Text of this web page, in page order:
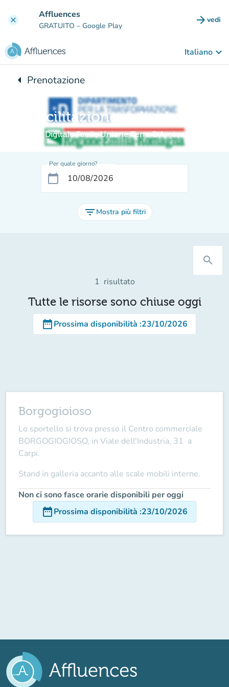
clear Affluences
GRATUITO – Google Play arrow_forward vedi
Italiano keyboard_arrow_down
arrow_leftTorna a:
Prenotazione
Facilitazione individuale
Digitale Facile Unione Terre D'Argine
Per quale giorno?
calendar_today
filter_list Mostra più filtri
search
1 risultato
Tutte le risorse sono chiuse oggi
date_rangeProssima disponibilità :23/10/2026
Borgogioioso
Lo sportello si trova presso il Centro commerciale
BORGOGIOGIOSO, in Viale dell'Industria, 31 a
Carpi.
Stand in galleria accanto alle scale mobili interne.
Non ci sono fasce orarie disponibili per oggi
date_rangeProssima disponibilità :23/10/2026